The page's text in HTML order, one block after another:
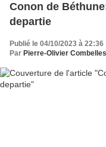
Conon de
departie
Publié le 04/10/2023 à 22:36
Par Pierre-Olivier Combelles